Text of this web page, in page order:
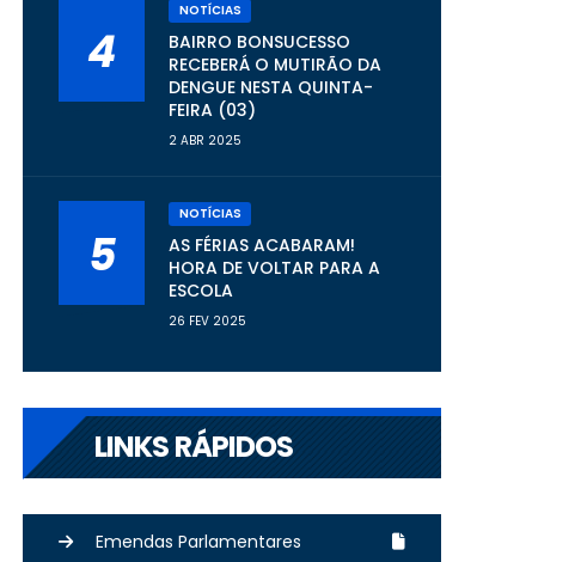
4
NOTÍCIAS
BAIRRO BONSUCESSO
RECEBERÁ O MUTIRÃO DA
DENGUE NESTA QUINTA-
FEIRA (03)
2 ABR 2025
5
NOTÍCIAS
AS FÉRIAS ACABARAM!
HORA DE VOLTAR PARA A
ESCOLA
26 FEV 2025
LINKS RÁPIDOS
Emendas Parlamentares